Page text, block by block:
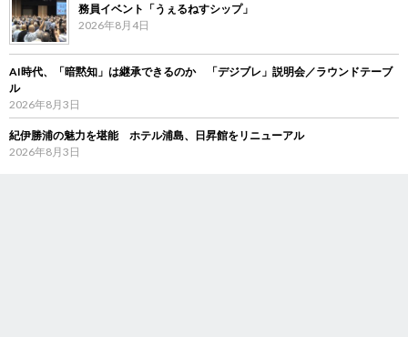
務員イベント「うぇるねすシップ」
2026年8月4日
AI時代、「暗黙知」は継承できるのか 「デジブレ」説明会／ラウンドテーブ
ル
2026年8月3日
紀伊勝浦の魅力を堪能 ホテル浦島、日昇館をリニューアル
2026年8月3日